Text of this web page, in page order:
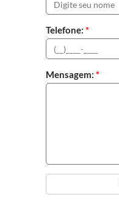
Telefone: *
Mensagem: *